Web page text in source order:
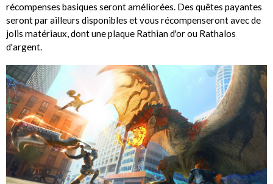
récompenses basiques seront améliorées. Des quêtes payantes
seront par ailleurs disponibles et vous récompenseront avec de
jolis matériaux, dont une plaque Rathian d'or ou Rathalos
d'argent.